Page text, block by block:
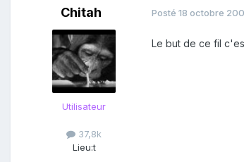
Chitah
Utilisateur
37,8k
Lieu:t
Posté 18 octobre
Le but de ce fil